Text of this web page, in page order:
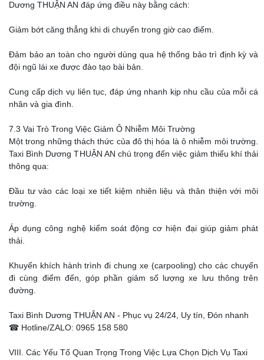
Dương THUẬN AN đáp ứng điều này bằng cách:
Giảm bớt căng thẳng khi di chuyển trong giờ cao điểm.
Đảm bảo an toàn cho người dùng qua hệ thống bảo trì định kỳ và
đội ngũ lái xe được đào tạo bài bản.
Cung cấp dịch vụ liên tục, đáp ứng nhanh kịp nhu cầu của mỗi cá
nhân và gia đình.
7.3 Vai Trò Trong Việc Giảm Ô Nhiễm Môi Trường
Một trong những thách thức của đô thị hóa là ô nhiễm môi trường.
Taxi Bình Dương THUẬN AN chú trọng đến việc giảm thiểu khí thải
thông qua:
Đầu tư vào các loại xe tiết kiệm nhiên liệu và thân thiện với môi
trường.
Áp dụng công nghệ kiểm soát động cơ hiện đại giúp giảm phát
thải.
Khuyến khích hành trình đi chung xe (carpooling) cho các chuyến
đi cùng điểm đến, góp phần giảm số lượng xe lưu thông trên
đường.
Taxi Bình Dương THUẬN AN - Phục vụ 24/24, Uy tín, Đón nhanh
☎ Hotline/ZALO: 0965 158 580
VIII. Các Yếu Tố Quan Trọng Trong Việc Lựa Chọn Dịch Vụ Taxi